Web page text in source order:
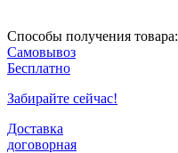
Способы получения товара:
Самовывоз
Бесплатно
Забирайте сейчас!
Доставка
договорная